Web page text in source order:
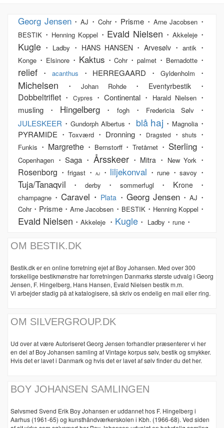
Georg Jensen・AJ ・ Cohr・Prisme・ Arne Jacobsen ・
BESTIK ・ Henning Koppel ・ Evald Nielsen ・Akkeleje ・
Kugle ・ Ladby ・ HANS HANSEN ・Arvesølv ・antik ・
Konge ・ Elsinore・ Kaktus ・Cohr・palmet ・ Bernadotte ・
relief ・ acanthus ・HERREGAARD・Gyldenholm ・
Michelsen ・ Johan Rohde・ Eventyrbestik ・
Dobbeltriflet ・ Cypres・Continental・ Harald Nielsen・
musling・ Hingelberg ・ fogh・ Fredericia Sølv・
JULESKEER ・ Gundorph Albertus ・ blå haj ・ Magnolia ・
PYRAMIDE・Toxværd ・Dronning・ Dragsted ・shuts ・
Funkis ・ Margrethe・ Bernstorff・Tretårnet ・ Sterling ・
Copenhagen ・Saga・ Årsskeer・ Mitra ・ New York ・
Rosenborg ・frigast ・AJ ・ liljekonval ・ rune ・savoy ・
Tuja/Tanaqvil ・ derby ・ sommerfugl ・ Krone・
champagne ・Caravel・ Plata ・ Georg Jensen・ AJ ・
Cohr・Prisme・Arne Jacobsen ・ BESTIK・ Henning Koppel ・
Evald Nielsen ・ Akkeleje ・ Kugle ・ Ladby ・ rune ・
OM BESTIK.DK
Bestik.dk er en online forretning ejet af Boy Johansen. Med over 300
forskellige bestikmønstre har forretningen Danmarks største udvalg i Georg
Jensen, F. Hingelberg, Hans Hansen, Evald Nielsen bestik m.m.
Vi arbejder stadig på at katalogisere, så skriv os endelig en mail eller ring.
OM SILVERGROUP.DK
Ud over at være Autoriseret Georg Jensen forhandler præsenterer vi her
en del af Boy Johansen samling af Vintage korpus sølv, bestik og smykker.
Hvis det er lavet i Danmark og hvis det er lavet af sølv finder du det her.
BOY JOHANSEN SAMLINGEN
Sølvsmed Svend Erik Boy Johansen er uddannet hos F. Hingelberg i
Aarhus (1961-65) og kunsthåndværkerskolen i Kbh. (1966-68). Ved siden